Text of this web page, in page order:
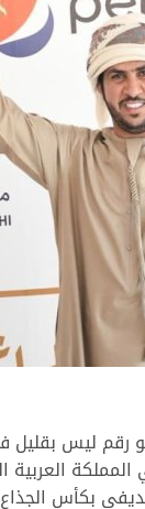
حققها شعار الهديفي في
المملكة